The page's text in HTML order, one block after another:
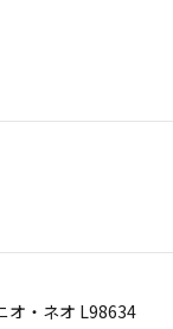
オ・ネオ L98634